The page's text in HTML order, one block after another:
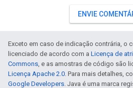
ENVIE
Exceto em caso de indicação contrária, o
licenciado de acordo com a Licença de
Commons, e as amostras de código são
Licença Apache 2.0. Para mais detalhes,
Google Developers. Java é uma marca